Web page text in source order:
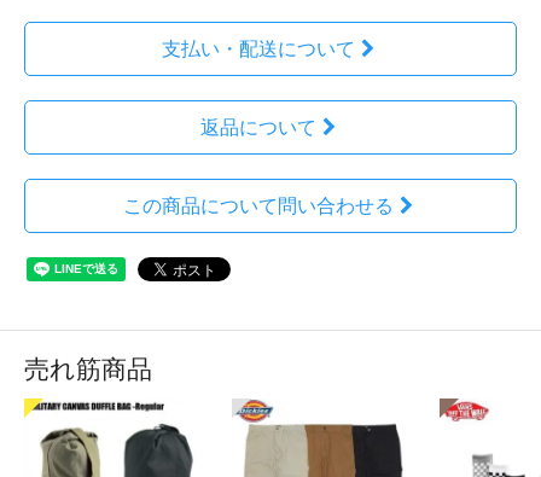
支払い・配送について
返品について
この商品について問い合わせる
売れ筋商品